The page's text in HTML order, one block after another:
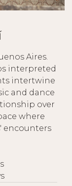
Aires.
interpreted
intertwine
and dance
over
where
encounters